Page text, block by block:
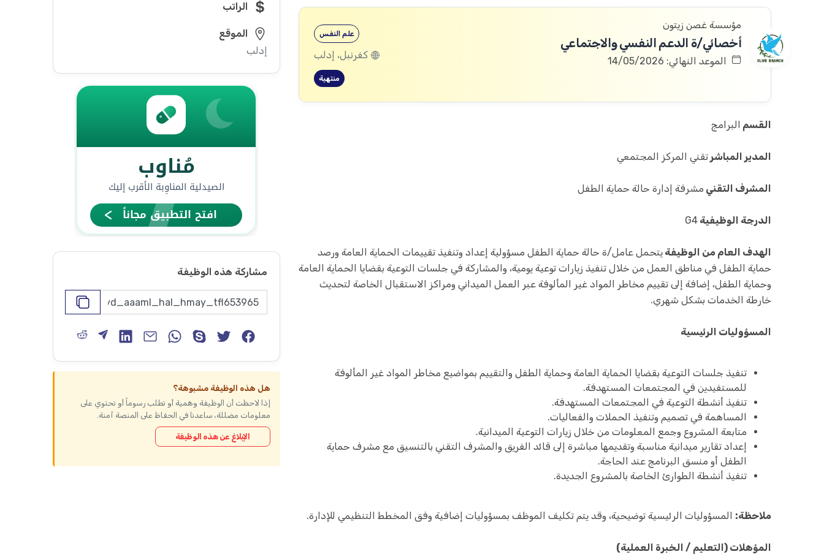
مؤسسة غصن زيتون
أخصائي/ة الدعم النفسي والاجتماعي
الموعد النهائي: 14/05/2026
علم النفس
كفرنبل، إدلب
منتهية
القسم البرامج
المدير المباشر تقني المركز المجتمعي
المشرف التقني مشرفة إدارة حالة حماية الطفل
الدرجة الوظيفية G4
الهدف العام من الوظيفة يتحمل عامل/ة حالة حماية الطفل مسؤولية إعداد وتنفيذ تقييمات الحماية العامة ورصد
حماية الطفل في مناطق العمل من خلال تنفيذ زيارات توعية يومية، والمشاركة في جلسات التوعية بقضايا الحماية العامة
وحماية الطفل، إضافة إلى تقييم مخاطر المواد غير المألوفة عبر العمل الميداني ومراكز الاستقبال الخاصة لتحديث
خارطة الخدمات بشكل شهري.
المسؤوليات الرئيسية
تنفيذ جلسات التوعية بقضايا الحماية العامة وحماية الطفل والتقييم بمواضيع مخاطر المواد غير المألوفة
للمستفيدين في المجتمعات المستهدفة.
تنفيذ أنشطة التوعية في المجتمعات المستهدفة.
المساهمة في تصميم وتنفيذ الحملات والفعاليات.
متابعة المشروع وجمع المعلومات من خلال زيارات التوعية الميدانية.
إعداد تقارير ميدانية مناسبة وتقديمها مباشرة إلى قائد الفريق والمشرف التقني بالتنسيق مع مشرف حماية
الطفل أو منسق البرنامج عند الحاجة.
تنفيذ أنشطة الطوارئ الخاصة بالمشروع الجديدة.
ملاحظة: المسؤوليات الرئيسية توضيحية، وقد يتم تكليف الموظف بمسؤوليات إضافية وفق المخطط التنظيمي للإدارة.
المؤهلات (التعليم / الخبرة العملية)
الراتب
الموقع
إدلب
مشاركة هذه الوظيفة
هل هذه الوظيفة مشبوهة؟
إذا لاحظت أن الوظيفة وهمية أو تطلب رسوماً أو تحتوي على
معلومات مضللة، ساعدنا في الحفاظ على المنصة آمنة.
الإبلاغ عن هذه الوظيفة